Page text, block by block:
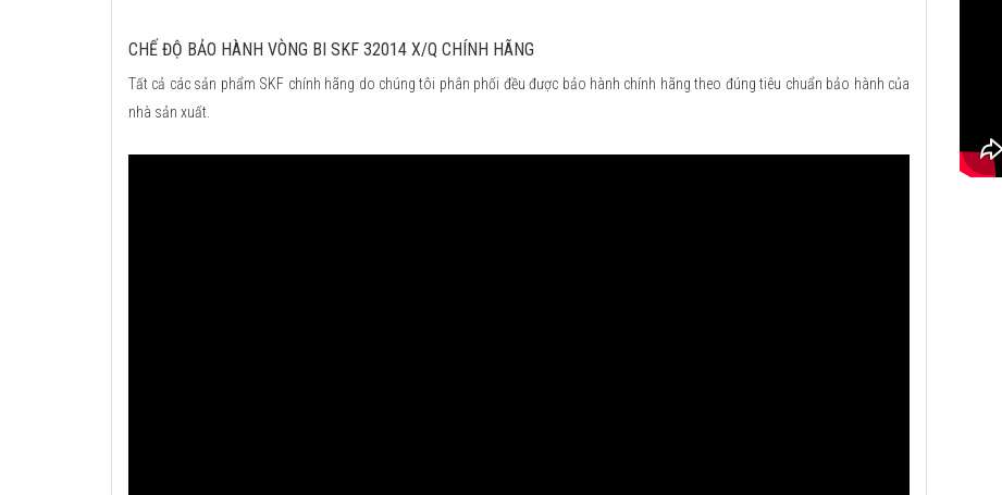
CHẾ ĐỘ BẢO HÀNH VÒNG BI SKF 32014 X/Q CHÍNH HÃNG
Tất cả các sản phẩm SKF chính hãng do chúng tôi phân phối đều được bảo hành chính hãng theo đúng tiêu chuẩn bảo hành của
nhà sản xuất.